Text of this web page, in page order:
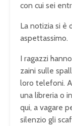
con cui sei
La notizia si è
aspettassimo.
I ragazzi
zaini sulle
loro telefoni.
una libreria o
qui, a vagare
silenzio gli